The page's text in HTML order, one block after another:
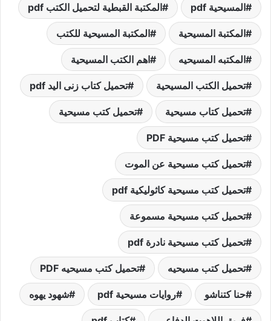
المسيحية pdf المكتبة القبطية لتحميل الكتب pdf
المكتبة المسيحية المكتبة المسيحية للكتب
المكتبه المسيحيه اهم الكتب المسيحية
تحميل الكتب المسيحية تحميل كتاب زنى اليد pdf
تحميل كتاب مسيحية تحميل كتب مسيحية
تحميل كتب مسيحية PDF
تحميل كتب مسيحية عن الموت
تحميل كتب مسيحية كاثوليكية pdf
تحميل كتب مسيحية مسموعة
تحميل كتب مسيحية نادرة pdf
تحميل كتب مسيحيه تحميل كتب مسيحيه PDF
حنا كتناشو روايات مسيحية pdf شهود يهوه